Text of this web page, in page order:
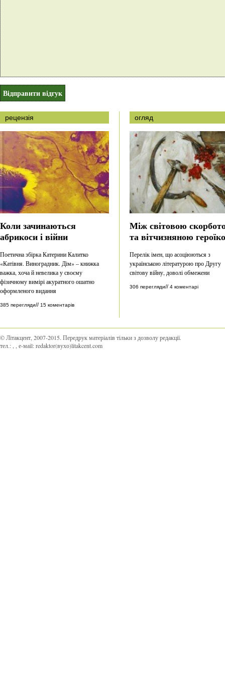
рецензія
Коли зачинаються
абрикоси і війни
Поетична збірка Катерини Калитко
«Катівня. Виноградник. Дім» – книжка
важка, хоча й невелика у своєму
фізичному вимірі акуратного ошатно
оформленого видання
385 перегляди// 15 коментарів
огляд
Між світовою
та вітчизняною
Перелік імен, що асоціюються з
українською літературою про Другу
світову війну, доволі обмежени
306 перегляди// 4 коментарі
© Літакцент, 2007-2015. Передрук матеріалів тільки з дозволу редакції.
тел.:
, е-маіl:redaktor(вухо)litakcent.com